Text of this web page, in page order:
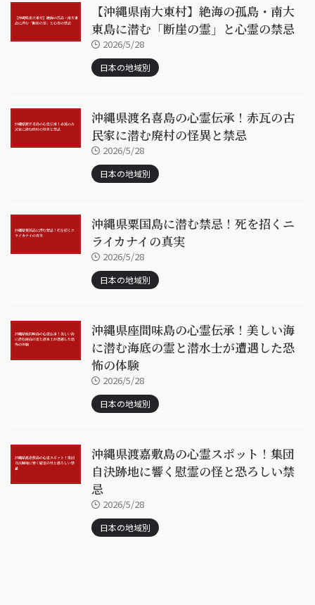
【沖縄県南大東村】絶海の孤島・南大
東島に潜む「断崖の霊」と心霊の禁忌
2026/5/28
日本の地域別
沖縄県渡名喜島の心霊伝承！赤瓦の古
民家に潜む廃村の怪異と禁忌
2026/5/28
日本の地域別
沖縄県粟国島に潜む禁忌！死を招くニ
ライカナイの真実
2026/5/28
日本の地域別
沖縄県座間味島の心霊伝承！美しい海
に潜む海底の霊と潜水士が遭遇した恐
怖の体験
2026/5/28
日本の地域別
沖縄県渡嘉敷島の心霊スポット！集団
自決跡地に響く慰霊の怪と恐ろしい禁
忌
2026/5/28
日本の地域別